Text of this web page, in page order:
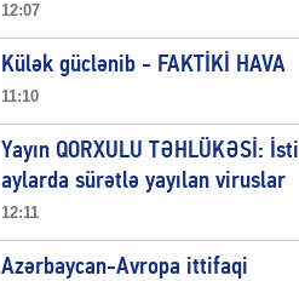
12:07
Külək güclənib - FAKTİKİ HAVA
11:10
Yayın QORXULU TƏHLÜKƏSİ: İsti
aylarda sürətlə yayılan viruslar
12:11
Azərbaycan-Avropa ittifaqi